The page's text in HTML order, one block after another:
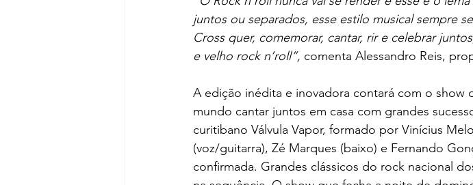
juntos ou separados, esse estilo musical sempre
Cross quer, comemorar, cantar, rir e celebrar
e velho rock n’roll”, comenta Alessandro Reis,
A edição inédita e inovadora contará com o show
mundo cantar juntos em casa com grandes
curitibano Válvula Vapor, formado por Vinícius
(voz/guitarra), Zé Marques (baixo) e Fernando
confirmada. Grandes clássicos do rock nacional